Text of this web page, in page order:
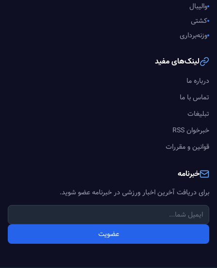
والیبال
کشتی
وزنه‌برداری
لینک‌های مفید
درباره ما
تماس با ما
تبلیغات
خبرخوان RSS
قوانین و مقررات
خبرنامه
برای دریافت آخرین اخبار ورزشی در خبرنامه عضو شوید.
عضویت